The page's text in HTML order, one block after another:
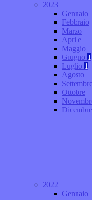
2023
Gennaio
Febbraio
Marzo
Aprile
Maggio
Giugno 1
Luglio 1
Agosto
Settembre
Ottobre
Dicembre
2022
Gennaio